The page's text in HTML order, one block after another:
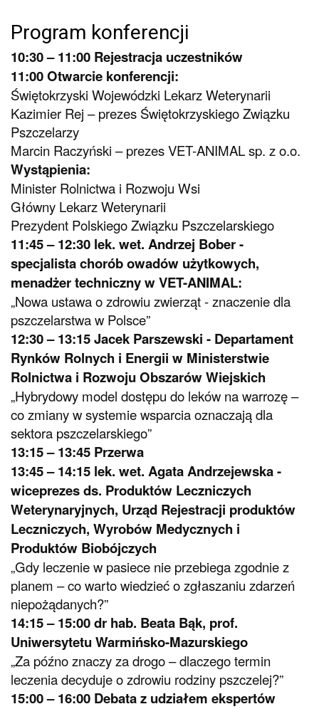
Program konferencji
10:30 – 11:00 Rejestracja uczestników
11:00 Otwarcie konferencji:
Świętokrzyski Wojewódzki Lekarz Weterynarii
Kazimier Rej – prezes Świętokrzyskiego Związku
Pszczelarzy
Marcin Raczyński – prezes VET-ANIMAL sp. z o.o.
Wystąpienia:
Minister Rolnictwa i Rozwoju Wsi
Główny Lekarz Weterynarii
Prezydent Polskiego Związku Pszczelarskiego
11:45 – 12:30 lek. wet. Andrzej Bober -
specjalista chorób owadów użytkowych,
menadżer techniczny w VET-ANIMAL:
„Nowa ustawa o zdrowiu zwierząt - znaczenie dla
pszczelarstwa w Polsce”
12:30 – 13:15 Jacek Parszewski - Departament
Rynków Rolnych i Energii w Ministerstwie
Rolnictwa i Rozwoju Obszarów Wiejskich
„Hybrydowy model dostępu do leków na warrozę –
co zmiany w systemie wsparcia oznaczają dla
sektora pszczelarskiego”
13:15 – 13:45 Przerwa
13:45 – 14:15 lek. wet. Agata Andrzejewska -
wiceprezes ds. Produktów Leczniczych
Weterynaryjnych, Urząd Rejestracji produktów
Leczniczych, Wyrobów Medycznych i
Produktów Biobójczych
„Gdy leczenie w pasiece nie przebiega zgodnie z
planem – co warto wiedzieć o zgłaszaniu zdarzeń
niepożądanych?”
14:15 – 15:00 dr hab. Beata Bąk, prof.
Uniwersytetu Warmińsko-Mazurskiego
„Za późno znaczy za drogo – dlaczego termin
leczenia decyduje o zdrowiu rodziny pszczelej?”
15:00 – 16:00 Debata z udziałem ekspertów